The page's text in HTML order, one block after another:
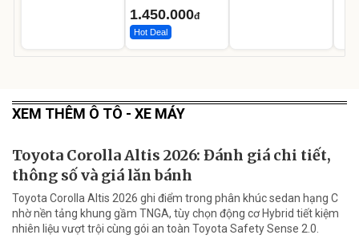
Các Phối Màu
1.450.000đ
Hot Deal
XEM THÊM Ô TÔ - XE MÁY
Toyota Corolla Altis 2026: Đánh giá chi tiết,
thông số và giá lăn bánh
Toyota Corolla Altis 2026 ghi điểm trong phân khúc sedan hạng C
nhờ nền tảng khung gầm TNGA, tùy chọn động cơ Hybrid tiết kiệm
nhiên liệu vượt trội cùng gói an toàn Toyota Safety Sense 2.0.